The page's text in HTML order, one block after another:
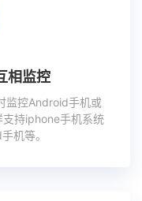
相监控
监控Android手机或
持iphone手机系统
机等。